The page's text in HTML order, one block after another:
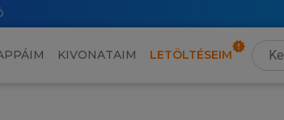
KIVONATAIM LETÖLTÉSEIM